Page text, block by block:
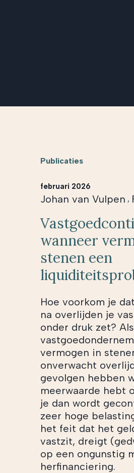
Publicaties
februari 2026
Johan van Vulpen ,
wanneer
stenen een
Hoe voorkom je
na overlijden je
onder druk zet? Als
vermogen in
onverwacht
gevolgen hebben
meerwaarde hebt
je dan wordt
zeer hoge
het feit dat het
vastzit, dreigt
op een ongunstig
herfinanciering.